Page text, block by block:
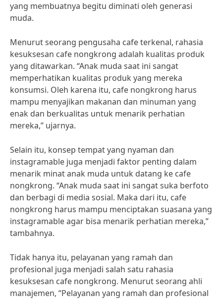
yang membuatnya begitu diminati oleh generasi
muda.
Menurut seorang pengusaha cafe terkenal, rahasia
kesuksesan cafe nongkrong adalah kualitas produk
yang ditawarkan. “Anak muda saat ini sangat
memperhatikan kualitas produk yang mereka
konsumsi. Oleh karena itu, cafe nongkrong harus
mampu menyajikan makanan dan minuman yang
enak dan berkualitas untuk menarik perhatian
mereka,” ujarnya.
Selain itu, konsep tempat yang nyaman dan
instagramable juga menjadi faktor penting dalam
menarik minat anak muda untuk datang ke cafe
nongkrong. “Anak muda saat ini sangat suka berfoto
dan berbagi di media sosial. Maka dari itu, cafe
nongkrong harus mampu menciptakan suasana yang
instagramable agar bisa menarik perhatian mereka,”
tambahnya.
Tidak hanya itu, pelayanan yang ramah dan
profesional juga menjadi salah satu rahasia
kesuksesan cafe nongkrong. Menurut seorang ahli
manajemen, “Pelayanan yang ramah dan profesional